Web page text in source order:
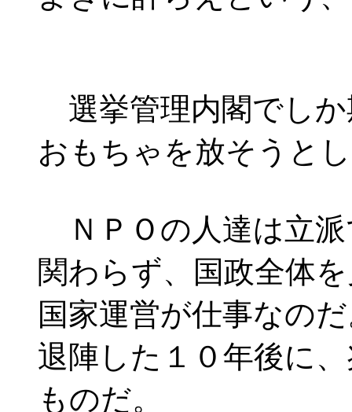
選挙管理内閣でしか
おもちゃを放そうと
ＮＰＯの人達は立派
関わらず、国政全体
国家運営が仕事なの
退陣した１０年後に
ものだ。